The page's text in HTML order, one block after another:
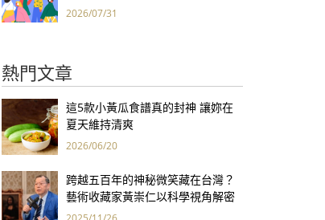
賺的——讀《一個投機者的告白》
2026/07/31
熱門文章
這5款小黃瓜食譜真的封神 讓妳在
夏天維持清爽
2026/06/20
跨越五百年的神秘微笑藏在台灣？
藝術收藏家黃崇仁以科學視角解密
「最年輕的蒙娜麗莎」